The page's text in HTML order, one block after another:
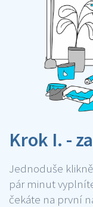
Krok I. -
Jednoduše
pár minut
čekáte na první